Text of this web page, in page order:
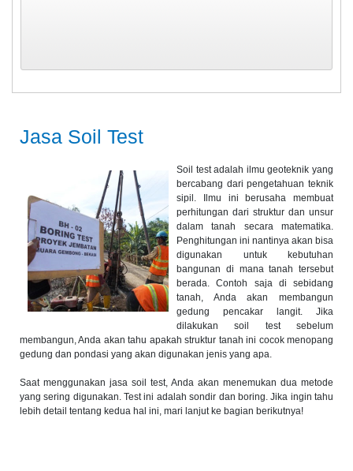
Jasa Soil Test
Soil test adalah ilmu geoteknik yang
bercabang dari pengetahuan teknik
sipil. Ilmu ini berusaha membuat
perhitungan dari struktur dan unsur
dalam tanah secara matematika.
Penghitungan ini nantinya akan bisa
digunakan untuk kebutuhan
bangunan di mana tanah tersebut
berada. Contoh saja di sebidang
tanah, Anda akan membangun
gedung pencakar langit. Jika
dilakukan soil test sebelum
membangun, Anda akan tahu apakah struktur tanah ini cocok menopang
gedung dan pondasi yang akan digunakan jenis yang apa.
Saat menggunakan jasa soil test, Anda akan menemukan dua metode
yang sering digunakan. Test ini adalah sondir dan boring. Jika ingin tahu
lebih detail tentang kedua hal ini, mari lanjut ke bagian berikutnya!